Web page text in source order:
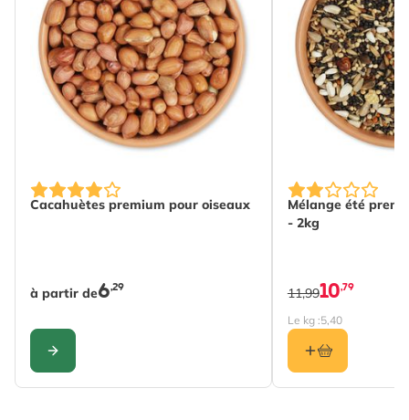
régime à base de plantes, ce qui permet aux oiseaux
de les consommer en toute sécurité.
Longueur 225 mm
Poids 0.7 kg
Calories par
480
ingrédients
Vers contenant du
calcium
graisses brutes 32.06%,
Cendres brutes 7.96%,
Glucides 2.09%
Convient
Plateaux pour oiseaux,
Lire La Suite
Cacahuètes premium pour oiseaux
The price depends on the options chosen on the
à partir de6,29
CONFIGURER
Mélange été
- 2kg
10,79
11,99
Le kg :5,40